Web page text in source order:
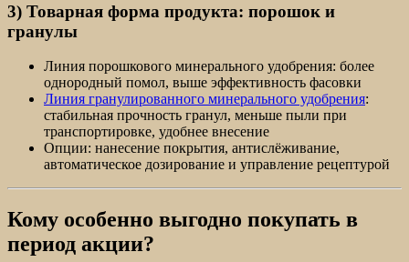
3) Товарная форма продукта: порошок и
гранулы
Линия порошкового минерального удобрения: более
однородный помол, выше эффективность фасовки
Линия гранулированного минерального удобрения:
стабильная прочность гранул, меньше пыли при
транспортировке, удобнее внесение
Опции: нанесение покрытия, антислёживание,
автоматическое дозирование и управление рецептурой
Кому особенно выгодно покупать в
период акции?